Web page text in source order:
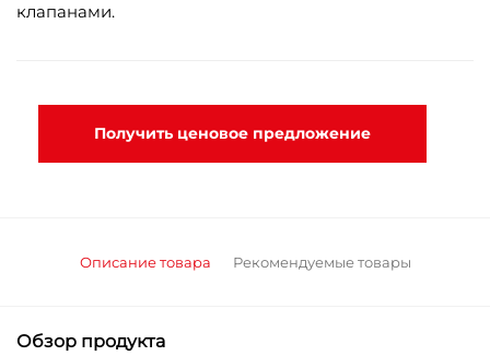
клапанами.
Получить ценовое предложение
Описание товара Рекомендуемые товары
Обзор продукта